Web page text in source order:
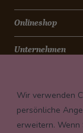
Onlineshop
Unternehmen
Payment
Wir verwenden
persönliche
erweitern.